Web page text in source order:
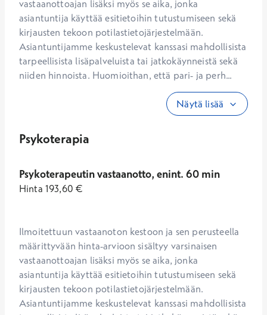
vastaanottoajan lisäksi myös se aika, jonka
asiantuntija käyttää esitietoihin tutustumiseen sekä
kirjausten tekoon potilastietojärjestelmään.
Asiantuntijamme keskustelevat kanssasi mahdollisista
tarpeellisista lisäpalveluista tai jatkokäynneistä sekä
niiden hinnoista. Huomioithan, että pari- ja perh...
Näytä lisää
Psykoterapia
Psykoterapeutin vastaanotto, enint. 60 min
Hinta 193,60 €
Ilmoitettuun vastaanoton kestoon ja sen perusteella
määrittyvään hinta-arvioon sisältyy varsinaisen
vastaanottoajan lisäksi myös se aika, jonka
asiantuntija käyttää esitietoihin tutustumiseen sekä
kirjausten tekoon potilastietojärjestelmään.
Asiantuntijamme keskustelevat kanssasi mahdollisista